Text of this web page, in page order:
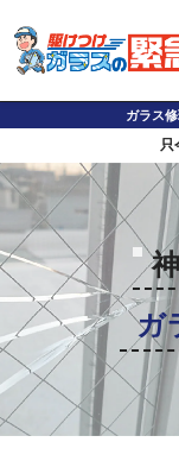
ガラス
只
ガ